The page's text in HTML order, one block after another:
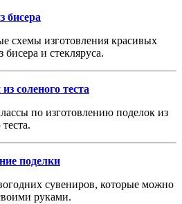
бисера
схемы изготовления красивых
бисера и стекляруса.
соленого теста
по изготовлению поделок из
поделки
сувениров, которые можно
руками.